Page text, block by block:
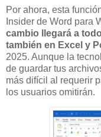
Por ahora, esta
Insider de Word para
cambio llegará a
también en Excel y
2025. Aunque la
de guardar tus
más difícil al requerir
los usuarios omitirán.